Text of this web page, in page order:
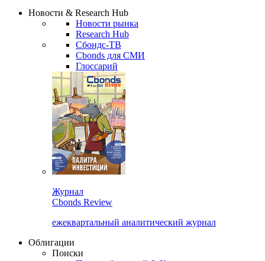
Новости & Research Hub
Новости рынка
Research Hub
Сбондс-ТВ
Cbonds для СМИ
Глоссарий
Журнал
Cbonds Review
ежеквартальный аналитический журнал
Облигации
Поиски